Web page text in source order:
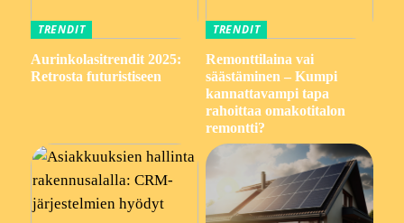
TRENDIT
Aurinkolasitrendit 2025:
Retrosta futuristiseen
TRENDIT
Remonttilaina vai
säästäminen – Kumpi
kannattavampi tapa
rahoittaa omakotitalon
remontti?